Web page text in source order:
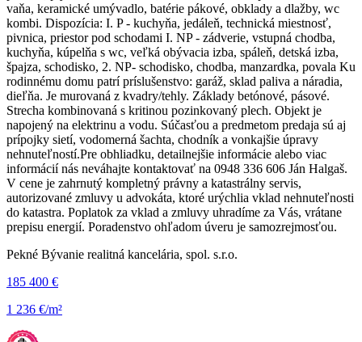
vaňa, keramické umývadlo, batérie pákové, obklady a dlažby, wc
kombi. Dispozícia: I. P - kuchyňa, jedáleň, technická miestnosť,
pivnica, priestor pod schodami I. NP - zádverie, vstupná chodba,
kuchyňa, kúpelňa s wc, veľká obývacia izba, spáleň, detská izba,
špajza, schodisko, 2. NP- schodisko, chodba, manzardka, povala Ku
rodinnému domu patrí príslušenstvo: garáž, sklad paliva a náradia,
dieľňa. Je murovaná z kvadry/tehly. Základy betónové, pásové.
Strecha kombinovaná s kritinou pozinkovaný plech. Objekt je
napojený na elektrinu a vodu. Súčasťou a predmetom predaja sú aj
prípojky sietí, vodomerná šachta, chodník a vonkajšie úpravy
nehnuteľností. ​Pre obhliadku, detailnejšie informácie alebo viac
informácií nás neváhajte kontaktovať na 0948 336 606 Ján Halgaš.
V cene je zahrnutý kompletný právny a katastrálny servis,
autorizované zmluvy u advokáta, ktoré urýchlia vklad nehnuteľnosti
do katastra. Poplatok za vklad a zmluvy uhradíme za Vás, vrátane
prepisu energií. Poradenstvo ohľadom úveru je samozrejmosťou.
Pekné Bývanie realitná kancelária, spol. s.r.o.
185 400 €
1 236 €/m²